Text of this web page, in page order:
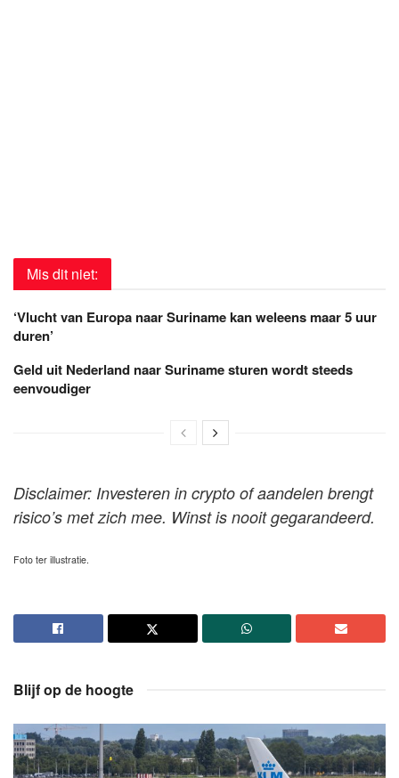
Mis dit niet:
‘Vlucht van Europa naar Suriname kan weleens maar 5 uur
duren’
Geld uit Nederland naar Suriname sturen wordt steeds
eenvoudiger
Disclaimer: Investeren in crypto of aandelen brengt
risico’s met zich mee. Winst is nooit gegarandeerd.
Foto ter illustratie.
Blijf op de hoogte